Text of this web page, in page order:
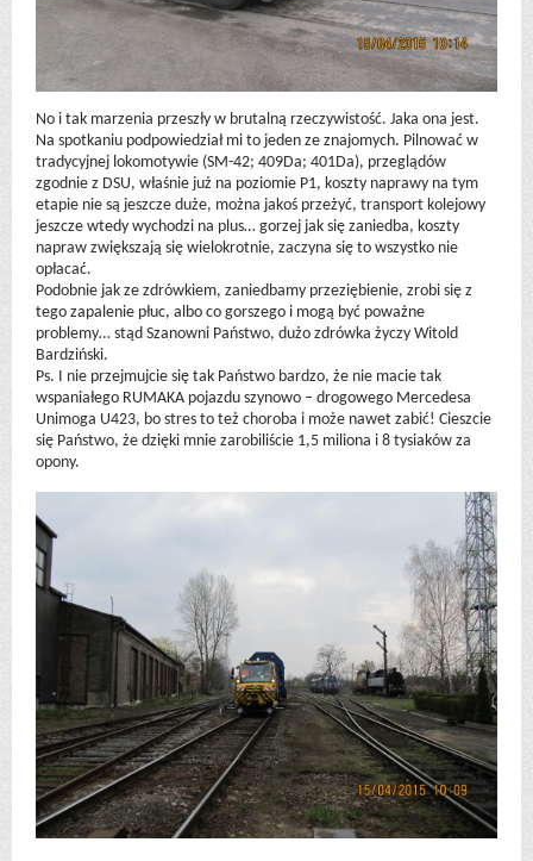
No i tak marzenia przeszły w brutalną rzeczywistość. Jaka ona jest.
Na spotkaniu podpowiedział mi to jeden ze znajomych. Pilnować w
tradycyjnej lokomotywie (SM-42; 409Da; 401Da), przeglądów
zgodnie z DSU, właśnie już na poziomie P1, koszty naprawy na tym
etapie nie są jeszcze duże, można jakoś przeżyć, transport kolejowy
jeszcze wtedy wychodzi na plus… gorzej jak się zaniedba, koszty
napraw zwiększają się wielokrotnie, zaczyna się to wszystko nie
opłacać.
Podobnie jak ze zdrówkiem, zaniedbamy przeziębienie, zrobi się z
tego zapalenie płuc, albo co gorszego i mogą być poważne
problemy… stąd Szanowni Państwo, dużo zdrówka życzy Witold
Bardziński.
Ps. I nie przejmujcie się tak Państwo bardzo, że nie macie tak
wspaniałego RUMAKA pojazdu szynowo – drogowego Mercedesa
Unimoga U423, bo stres to też choroba i może nawet zabić! Cieszcie
się Państwo, że dzięki mnie zarobiliście 1,5 miliona i 8 tysiaków za
opony.